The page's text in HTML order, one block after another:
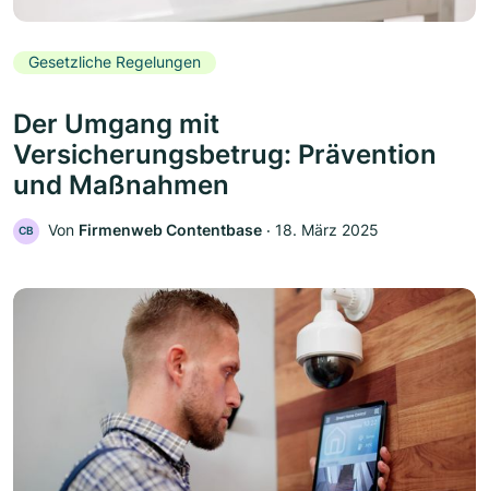
Gesetzliche Regelungen
Der Umgang mit
Versicherungsbetrug: Prävention
und Maßnahmen
CB Von Firmenweb Contentbase ‧ 18. März 2025